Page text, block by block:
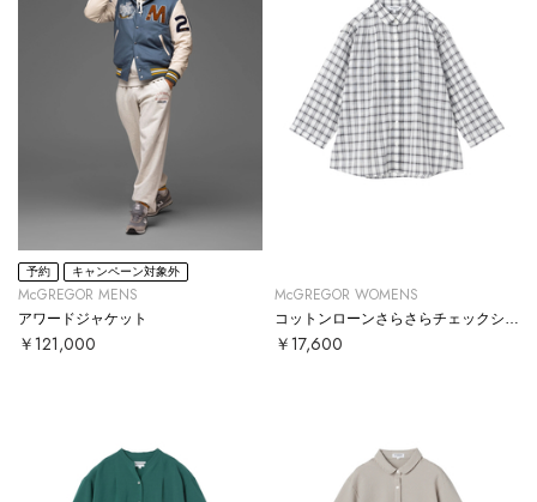
予約 キャンペーン対象外
McGREGOR MENS
アワードジャケット
￥121,000
McGREGOR WOMENS
￥17,600